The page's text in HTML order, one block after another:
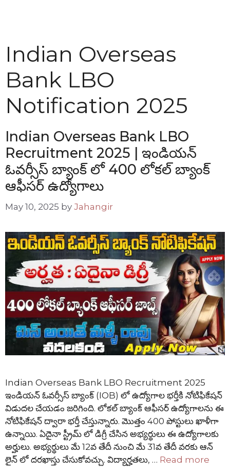
Indian Overseas
Bank LBO
Notification 2025
Indian Overseas Bank LBO
Recruitment 2025 | ఇండియన్
ఓవర్సీస్ బ్యాంక్ లో 400 లోకల్ బ్యాంక్
ఆఫీసర్ ఉద్యోగాలు
May 10, 2025 by Jahangir
Indian Overseas Bank LBO Recruitment 2025
ఇండియన్ ఓవర్సీస్ బ్యాంక్ (IOB) లో ఉద్యోగాల భర్తీకి నోటిఫికేషన్
విడుదల చేయడం జరిగింది. లోకల్ బ్యాంక్ ఆఫీసర్ ఉద్యోగాలను ఈ
నోటిఫికేషన్ ద్వారా భర్తీ చేస్తున్నారు. మొత్తం 400 పోస్టులు ఖాళీగా
ఉన్నాయి. ఏదైనా స్ట్రీమ్ లో డిగ్రీ చేసిన అభ్యర్థులు ఈ ఉద్యోగాలకు
అర్హులు. అభ్యర్థులు మే 12వ తేదీ నుంచి మే 31వ తేదీ వరకు ఆన్
లైన్ లో దరఖాస్తు చేసుకోవచ్చు. విద్యార్హతలు, … Read more